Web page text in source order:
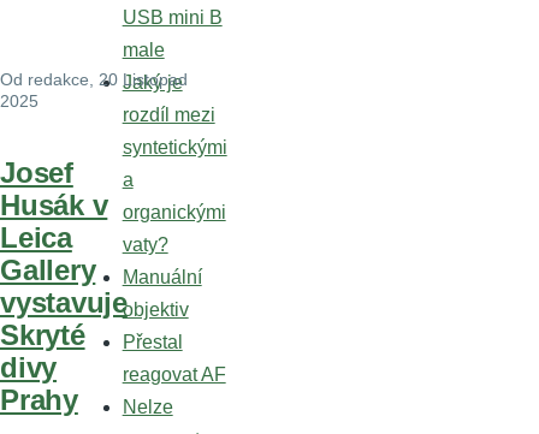
Od redakce , 20 Listopad
2025
Josef
Husák v
Leica
Gallery
vystavuje
Skryté
divy
Prahy
USB mini B
male
Jaký je
rozdíl mezi
syntetickými
a
organickými
vaty?
Manuální
objektiv
Přestal
reagovat AF
Nelze